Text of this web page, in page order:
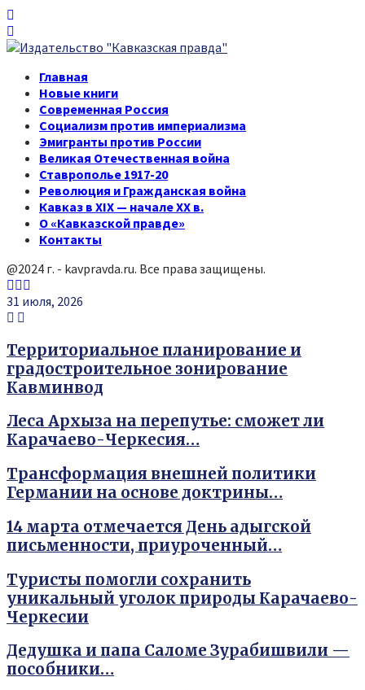
Главная
Новые книги
Современная Россия
Социализм против империализма
Эмигранты против России
Великая Отечественная война
Ставрополье 1917-20
Революция и Гражданская война
Кавказ в XIX — начале XX в.
О «Кавказской правде»
Контакты
@2024 г. - kavpravda.ru. Все права защищены.
Youtube
Vk
31 июля, 2026
Территориальное планирование и
градостроительное зонирование
Кавминвод
Леса Архыза на перепутье: сможет ли
Карачаево-Черкесия…
Трансформация внешней политики
Германии на основе доктрины…
14 марта отмечается День адыгской
письменности, приуроченный…
Туристы помогли сохранить
уникальный уголок природы Карачаево-
Черкесии
Дедушка и папа Саломе Зурабишвили —
пособники…